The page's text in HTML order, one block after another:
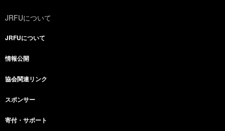
JRFUについて
JRFUについて
情報公開
協会関連リンク
スポンサー
寄付・サポート